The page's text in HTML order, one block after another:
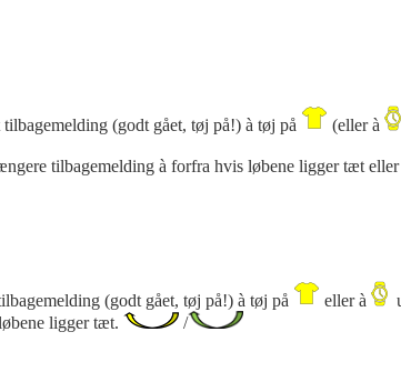
(godt gået, tøj på!) à tøj på (ellerà
tilbagemelding à forfra hvis løbene ligger tæt
(godt gået, tøj på!) à tøj på ellerà
ligger tæt.
/